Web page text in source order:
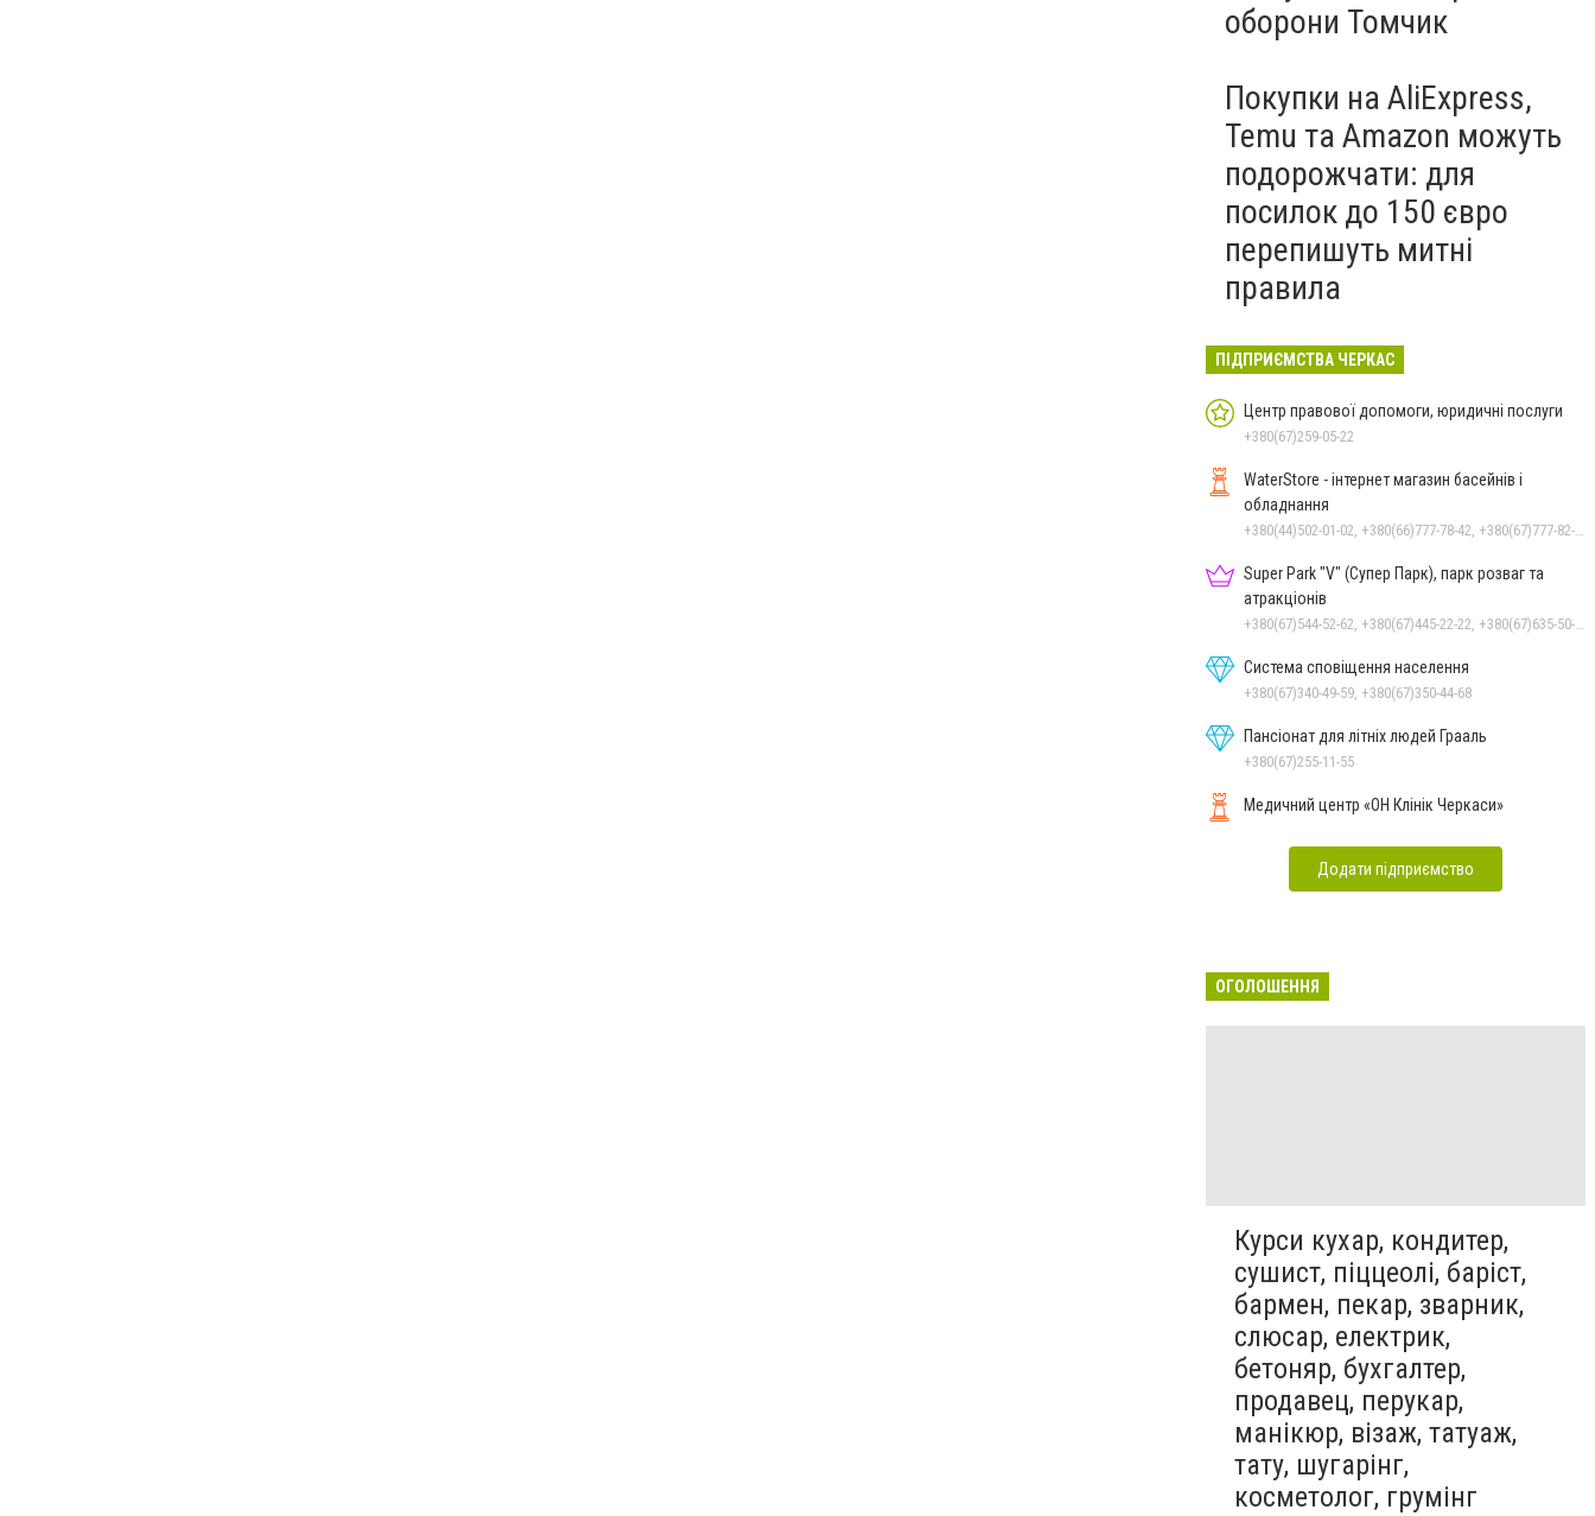
оборони Томчик
Покупки на AliExpress,
Temu та Amazon можуть
подорожчати: для
посилок до 150 євро
перепишуть митні
правила
ПІДПРИЄМСТВА ЧЕРКАС
Центр правової допомоги, юридичні послуги
+380(67)259-05-22
WaterStore - інтернет магазин басейнів і
обладнання
+380(44)502-01-02, +380(66)777-78-42, +380(67)777-82-19, +380(67)890-80-80, +380(73)890-80-80, +380(44)502-01-03
Super Park "V" (Супер Парк), парк розваг та
атракціонів
+380(67)544-52-62, +380(67)445-22-22, +380(67)635-50-50
Система сповіщення населення
+380(67)340-49-59, +380(67)350-44-68
Пансіонат для літніх людей Грааль
+380(67)255-11-55
Медичний центр «ОН Клінік Черкаси»
Додати підприємство
ОГОЛОШЕННЯ
Курси кухар, кондитер,
сушист, піццеолі, баріст,
бармен, пекар, зварник,
слюсар, електрик,
бетоняр, бухгалтер,
продавец, перукар,
манікюр, візаж, татуаж,
тату, шугарінг,
косметолог, грумінг